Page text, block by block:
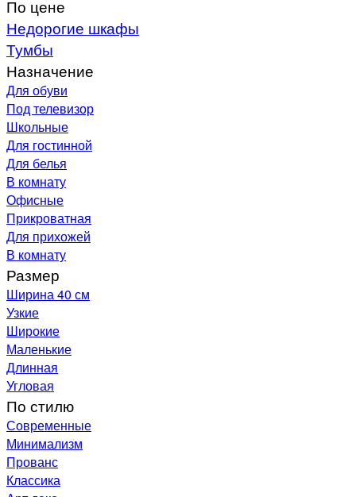
По цене
Недорогие шкафы
Тумбы
Назначение
Для обуви
Под телевизор
Школьные
Для гостинной
Для белья
В комнату
Офисные
Прикроватная
Для прихожей
В комнату
Размер
Ширина 40 см
Узкие
Широкие
Маленькие
Длинная
Угловая
По стилю
Современные
Минимализм
Прованс
Классика